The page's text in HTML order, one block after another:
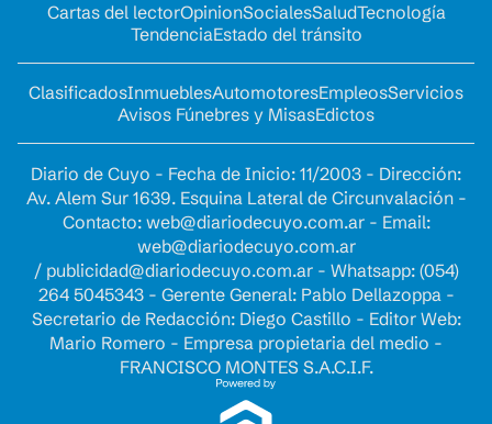
Cartas del lectorOpinionSocialesSaludTecnología
TendenciaEstado del tránsito
ClasificadosInmueblesAutomotoresEmpleosServicios
Avisos Fúnebres y MisasEdictos
Diario de Cuyo - Fecha de Inicio: 11/2003 - Dirección:
Av. Alem Sur 1639. Esquina Lateral de Circunvalación -
Contacto: web@diariodecuyo.com.ar- Email:
web@diariodecuyo.com.ar
/ publicidad@diariodecuyo.com.ar- Whatsapp: (054)
264 5045343 - Gerente General: Pablo Dellazoppa -
Secretario de Redacción: Diego Castillo - Editor Web:
Mario Romero - Empresa propietaria del medio -
FRANCISCO MONTES S.A.C.I.F.